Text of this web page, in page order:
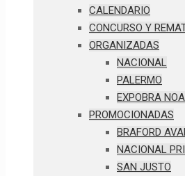
CALENDARIO
CONCURSO Y
ORGANIZADAS
NACIONAL
PALERMO
EXPOBRA NOA
PROMOCIONADAS
BRAFORD
NACIONAL
SAN JUSTO